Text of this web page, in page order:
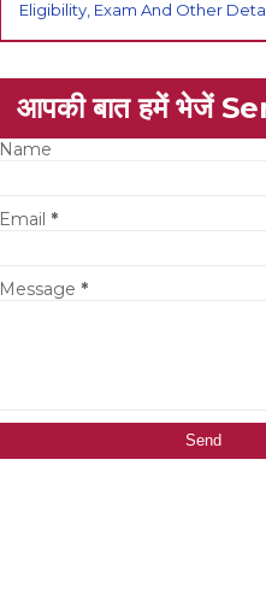
Eligibility, Exam And Other
आपकी बात हमें भेजें
Name
Email *
Message *